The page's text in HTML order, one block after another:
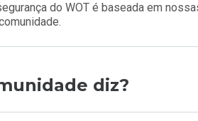
do WOT é baseada em
diz?